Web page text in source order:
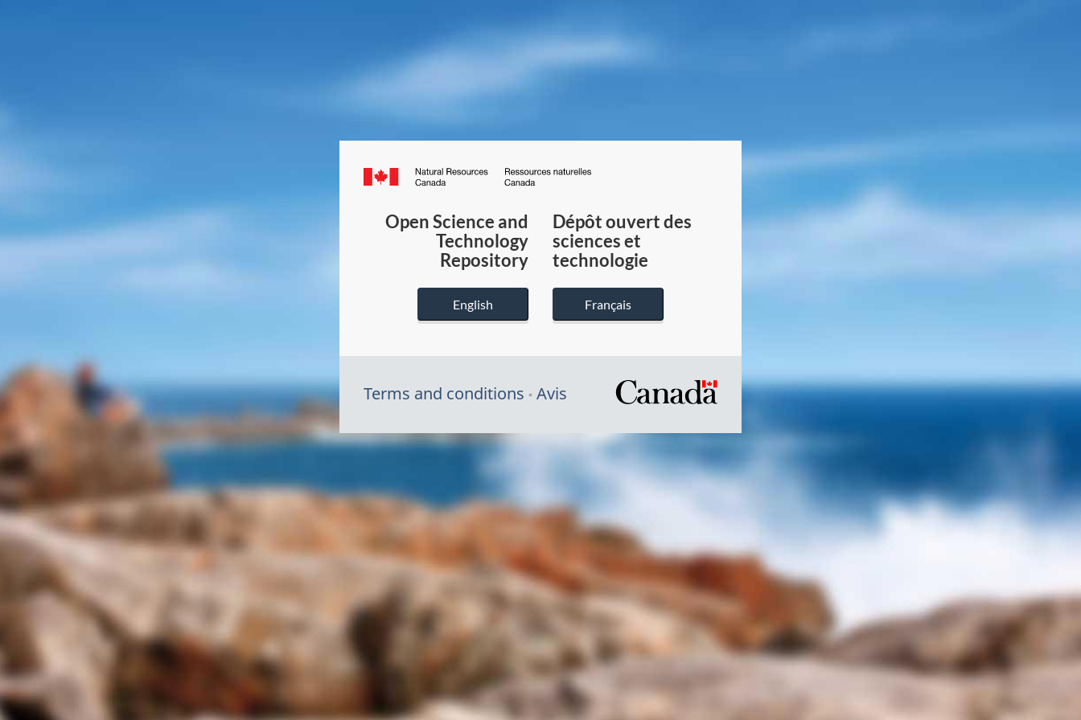
Canada.ca
du
Canada
Open Science and
Technology
Repository
English
Dépôt ouvert des
sciences et
technologie
Français
Terms and conditions Avis
/
gouvernement